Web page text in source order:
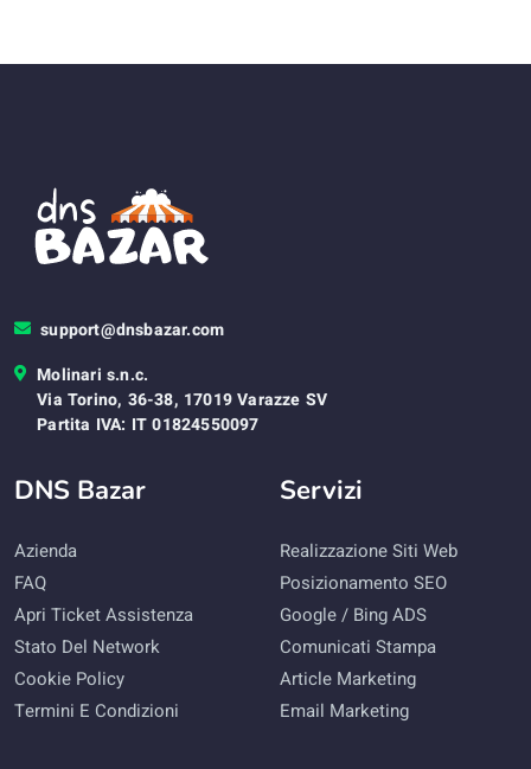
support@dnsbazar.com
Molinari s.n.c.
Via Torino, 36-38, 17019 Varazze SV
Partita IVA: IT 01824550097
DNS Bazar
Azienda
FAQ
Apri Ticket Assistenza
Stato Del Network
Cookie Policy
Termini E Condizioni
Servizi
Realizzazione Siti Web
Posizionamento SEO
Google / Bing ADS
Comunicati Stampa
Article Marketing
Email Marketing